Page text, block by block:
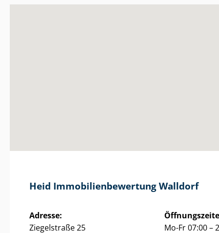
Heid Im­mo­bi­li­en­be­wer­tung Walldorf
Adresse:
Ziegelstraße 25
Mo-Fr 07:00 –